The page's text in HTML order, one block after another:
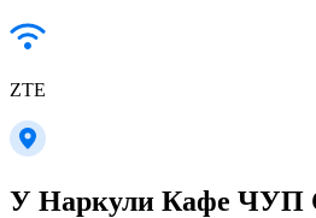
ZTE
У Наркули Кафе ЧУП